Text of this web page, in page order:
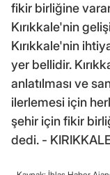
fikir birliğine
Kırıkkale'nin
Kırıkkale'nin
yer bellidir.
anlatılması ve
ilerlemesi için
şehir için fikir
dedi. -